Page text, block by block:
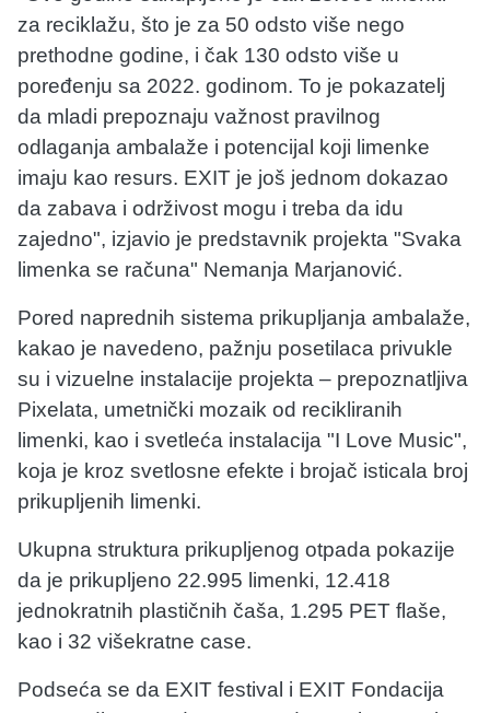
za reciklažu, što je za 50 odsto više nego
prethodne godine, i čak 130 odsto više u
poređenju sa 2022. godinom. To je pokazatelj
da mladi prepoznaju važnost pravilnog
odlaganja ambalaže i potencijal koji limenke
imaju kao resurs. EXIT je još jednom dokazao
da zabava i održivost mogu i treba da idu
zajedno", izjavio je predstavnik projekta "Svaka
limenka se računa" Nemanja Marjanović.
Pored naprednih sistema prikupljanja ambalaže,
kakao je navedeno, pažnju posetilaca privukle
su i vizuelne instalacije projekta – prepoznatljiva
Pixelata, umetnički mozaik od recikliranih
limenki, kao i svetleća instalacija "I Love Music",
koja je kroz svetlosne efekte i brojač isticala broj
prikupljenih limenki.
Ukupna struktura prikupljenog otpada pokazije
da je prikupljeno 22.995 limenki, 12.418
jednokratnih plastičnih čaša, 1.295 PET flaše,
kao i 32 višekratne case.
Podseća se da EXIT festival i EXIT Fondacija